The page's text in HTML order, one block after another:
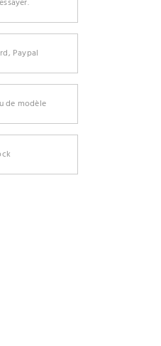
Paypal
de modèle